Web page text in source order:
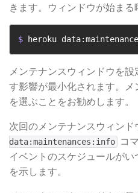
きます。ウィンドウが始ま
$ heroku
メンテナンスウィンドウを
す影響が最小化されます。
を選ぶことをお勧めします。
次回のメンテナンスウィン
data:maintenances:info
コ
イベントのスケジュールが
を示します。